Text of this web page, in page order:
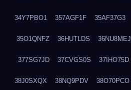
34Y7PBO1 357AGF1F 35AF37G3
35O1QNFZ 36HUTLDS 36NU8MEJ
377SG7JD 37CVGS0S 37IHO75D
38J0SXQX 38NQ9PDV 38O70PCO